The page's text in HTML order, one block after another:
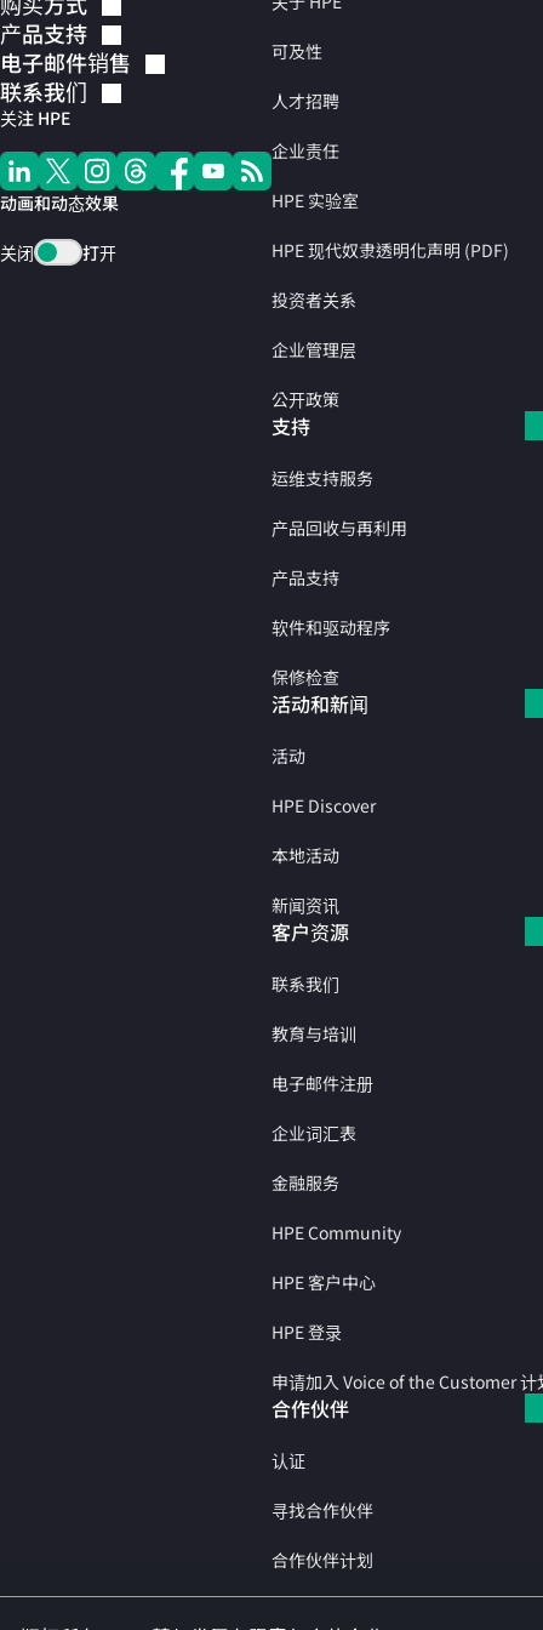
产品支持
电子邮件销售
联系我们
关注 HPE
动画和动态效果
关闭 打开
可及性
人才招聘
企业责任
HPE 实验室
HPE 现代奴隶透明化声明 (PDF)
投资者关系
企业管理层
公开政策
支持
运维支持服务
产品回收与再利用
产品支持
软件和驱动程序
保修检查
活动和新闻
活动
HPE Discover
本地活动
新闻资讯
客户资源
联系我们
教育与培训
电子邮件注册
企业词汇表
金融服务
HPE Community
HPE 客户中心
HPE 登录
申请加入 Voice of the Customer 计
合作伙伴
认证
寻找合作伙伴
合作伙伴计划